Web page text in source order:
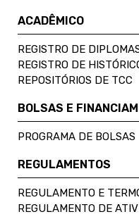
ACADÊMICO
REGISTRO DE
REGISTRO DE
REPOSITÓRIOS DE TCC
BOLSAS E
PROGRAMA DE BOLSAS
REGULAMENTOS
REGULAMENTO E
REGULAMENTO DE